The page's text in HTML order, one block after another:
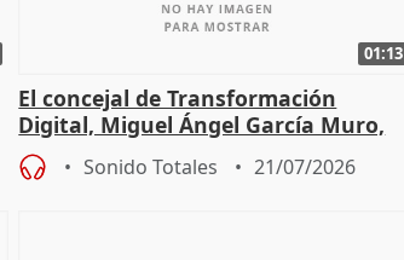
01:13
El concejal de Transformación
Digital, Miguel Ángel García Muro,
sobre la Ordenanza del Dato
Sonido Totales 21/07/2026